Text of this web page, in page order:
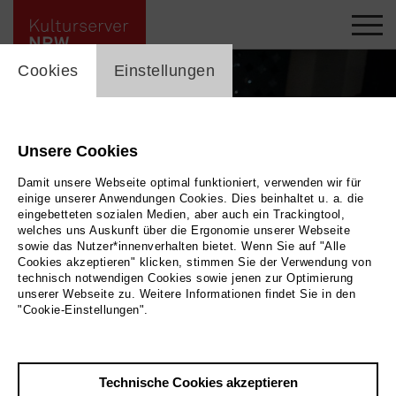
Wimmeln von Leah Luna Winzely in der Inszenierung des Dschungel Wien
cookie_layer
Cookies Einstellungen
Unsere Cookies
Damit unsere Webseite optimal funktioniert, verwenden wir für
einige unserer Anwendungen Cookies. Dies beinhaltet u. a. die
eingebetteten sozialen Medien, aber auch ein Trackingtool,
welches uns Auskunft über die Ergonomie unserer Webseite
sowie das Nutzer*innenverhalten bietet. Wenn Sie auf "Alle
Cookies akzeptieren" klicken, stimmen Sie der Verwendung von
technisch notwendigen Cookies sowie jenen zur Optimierung
unserer Webseite zu. Weitere Informationen findet Sie in den
"Cookie-Einstellungen".
Technische Cookies akzeptieren